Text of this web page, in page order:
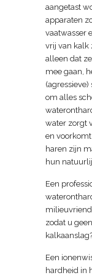
aangetast
apparaten
vaatwasser
vrij van kalk
alleen dat
mee gaan,
om alles
water zorgt
en
haren zijn
hun
Een
zodat u
Een
hardheid in